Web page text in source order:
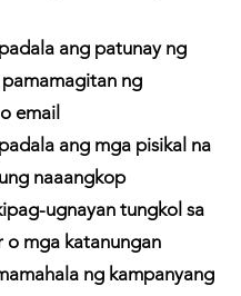
ang patunay ng
ng
email
ang mga pisikal na
naaangkop
ugnayan tungkol sa
o mga katanungan
ng kampanyang